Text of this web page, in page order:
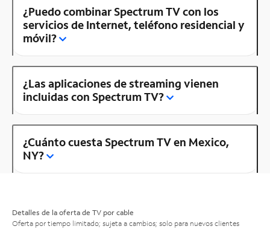
¿Puedo combinar Spectrum TV con los
servicios de Internet, teléfono residencial y
móvil?
¿Las aplicaciones de streaming vienen
incluidas con Spectrum TV?
¿Cuánto cuesta Spectrum TV en Mexico,
NY?
Detalles de la oferta de TV por cable
Oferta por tiempo limitado; sujeta a cambios; solo para nuevos clientes